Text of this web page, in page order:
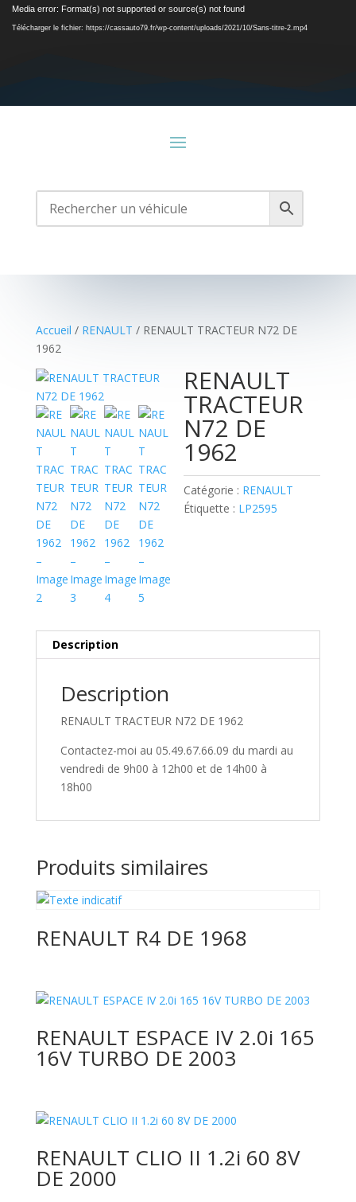
Lecteur
vidéo
Media error: Format(s) not supported or source(s) not found
Télécharger le fichier: https://cassauto79.fr/wp-content/uploads/2021/10/Sans-titre-2.mp4
Accueil / RENAULT / RENAULT TRACTEUR N72 DE
1962
RENAULT
TRACTEUR
N72 DE
1962
Catégorie : RENAULT
Étiquette : LP2595
Description
Description
RENAULT TRACTEUR N72 DE 1962
Contactez-moi au 05.49.67.66.09 du mardi au
vendredi de 9h00 à 12h00 et de 14h00 à
18h00
Produits similaires
RENAULT R4 DE 1968
RENAULT ESPACE IV 2.0i 165
16V TURBO DE 2003
RENAULT CLIO II 1.2i 60 8V
DE 2000